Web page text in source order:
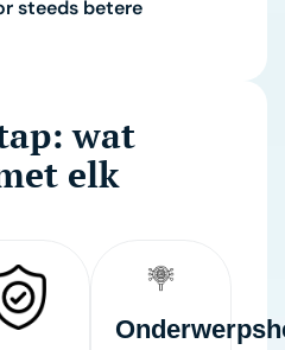
steeds betere
wat
elk